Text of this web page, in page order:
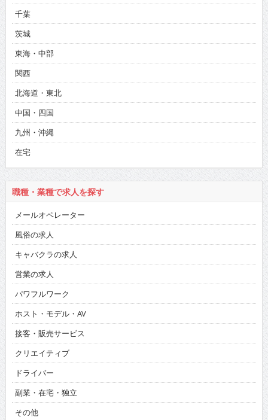
千葉
茨城
東海・中部
関西
北海道・東北
中国・四国
九州・沖縄
在宅
職種・業種で求人を探す
メールオペレーター
風俗の求人
キャバクラの求人
営業の求人
パワフルワーク
ホスト・モデル・AV
接客・販売サービス
クリエイティブ
ドライバー
副業・在宅・独立
その他